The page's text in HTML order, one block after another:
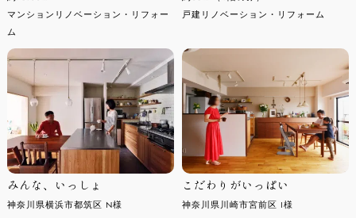
マンションリノベーション・リフォー
ム
戸建リノベーション・リフォーム
みんな、いっしょ
神奈川県横浜市都筑区 N様
こだわりがいっぱい
神奈川県川崎市宮前区 I様